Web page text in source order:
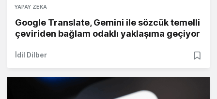
YAPAY ZEKA
Google Translate, Gemini ile sözcük temelli
çeviriden bağlam odaklı yaklaşıma geçiyor
İdil Dilber